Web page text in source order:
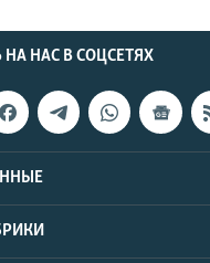
НАС В СОЦСЕТЯХ